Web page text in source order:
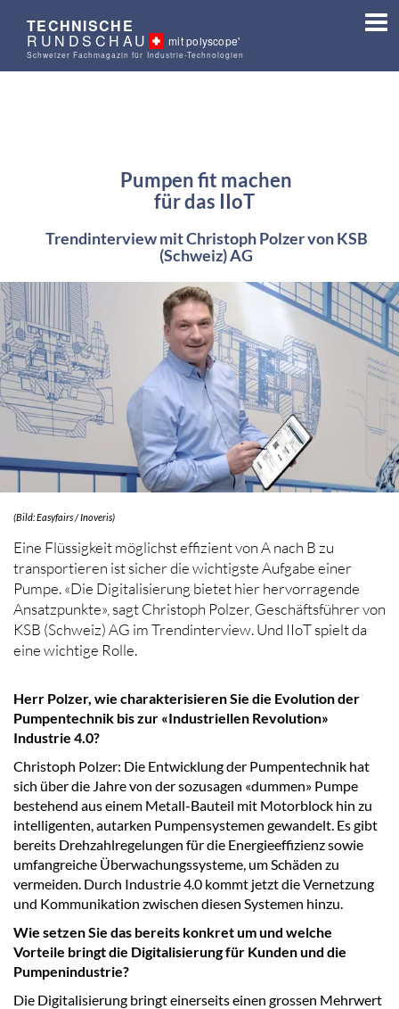
TECHNISCHE
RUNDSCHAU mit polyscope'
Schweizer Fachmagazin für Industrie-Technologien
Pumpen fit machen
für das IIoT
Trendinterview mit Christoph Polzer von KSB
(Schweiz) AG
(Bild: Easyfairs / Inoveris)
Eine Flüssigkeit möglichst effizient von A nach B zu
transportieren ist sicher die wichtigste Aufgabe einer
Pumpe. «Die Digitalisierung bietet hier hervorragende
Ansatzpunkte», sagt Christoph Polzer, Geschäftsführer von
KSB (Schweiz) AG im Trendinterview. Und IIoT spielt da
eine wichtige Rolle.
Herr Polzer, wie charakterisieren Sie die Evolution der
Pumpentechnik bis zur «Industriellen Revolution»
Industrie 4.0?
Christoph Polzer: Die Entwicklung der Pumpentechnik hat
sich über die Jahre von der sozusagen «dummen» Pumpe
bestehend aus einem Metall-Bauteil mit Motorblock hin zu
intelligenten, autarken Pumpensystemen gewandelt. Es gibt
bereits Drehzahlregelungen für die Energieeffizienz sowie
umfangreiche Überwachungssysteme, um Schäden zu
vermeiden. Durch Industrie 4.0 kommt jetzt die Vernetzung
und Kommunikation zwischen diesen Systemen hinzu.
Wie setzen Sie das bereits konkret um und welche
Vorteile bringt die Digitalisierung für Kunden und die
Pumpenindustrie?
Die Digitalisierung bringt einerseits einen grossen Mehrwert